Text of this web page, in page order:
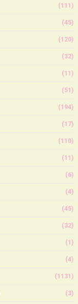
(111)
(45)
(120)
(32)
(11)
(51)
(194)
(17)
(110)
(11)
(6)
(4)
(45)
(32)
(1)
(4)
(1131)
(3)